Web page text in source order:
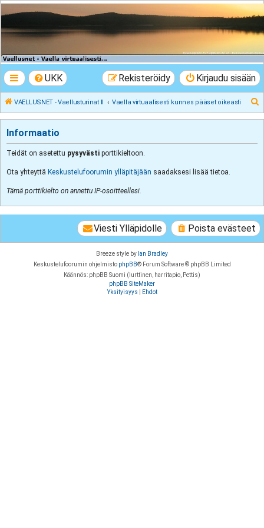
VAELLUSNET -
Vaellusturinat II
UKK Kirjaudu sisään
Rekisteröidy
VAELLUSNET - Vaellusturinat II Vaella virtuaalisesti kunnes pääset oikeasti
Informaatio
Teidät on asetettu pysyvästi porttikieltoon.
Ota yhteyttä Keskustelufoorumin ylläpitäjään saadaksesi lisää tietoa.
Tämä porttikielto on annettu IP-osoitteellesi.
Poista evästeet
Viesti Ylläpidolle
Breeze style by Ian Bradley
Keskustelufoorumin ohjelmisto phpBB® Forum Software © phpBB Limited
Käännös: phpBB Suomi (lurttinen, harritapio, Pettis)
phpBB SiteMaker
Yksityisyys
Ehdot